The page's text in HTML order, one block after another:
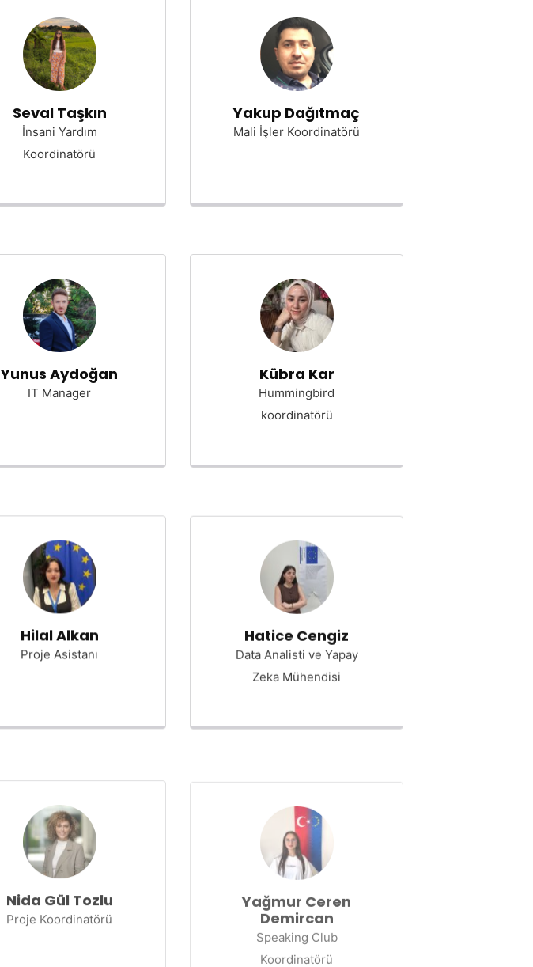
Seval Taşkın
İnsani Yardım
Koordinatörü
Yakup Dağıtmaç
Mali İşler Koordinatörü
Yunus Aydoğan
IT Manager
Kübra Kar
Hummingbird
koordinatörü
Hilal Alkan
Proje Asistanı
Hatice Cengiz
Data Analisti ve Yapay
Zeka Mühendisi
Nida Gül Tozlu
Proje Koordinatörü
Yağmur Ceren
Demircan
Speaking Club
Koordinatörü